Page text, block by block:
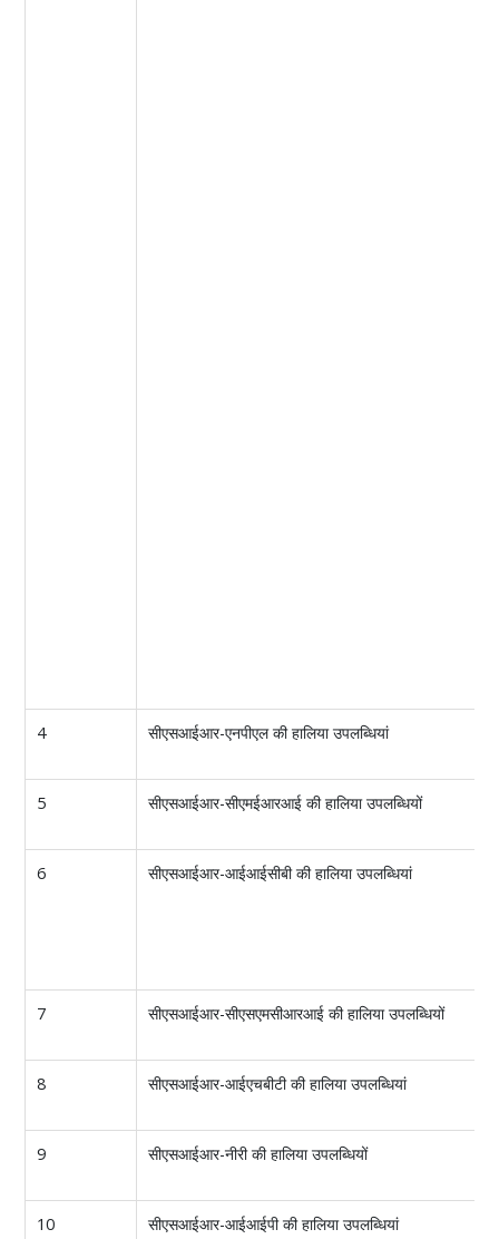
4 सीएसआईआर-एनपीएल की हालिया उपलब्धियां
5 सीएसआईआर-सीएमईआरआई की हालिया उपलब्धियों
6 सीएसआईआर-आईआईसीबी की हालिया उपलब्धियां
7 सीएसआईआर-सीएसएमसीआरआई की हालिया उपलब्धियों
8 सीएसआईआर-आईएचबीटी की हालिया उपलब्धियां
9 सीएसआईआर-नीरी की हालिया उपलब्धियों
10 सीएसआईआर-आईआईपी की हालिया उपलब्धियां